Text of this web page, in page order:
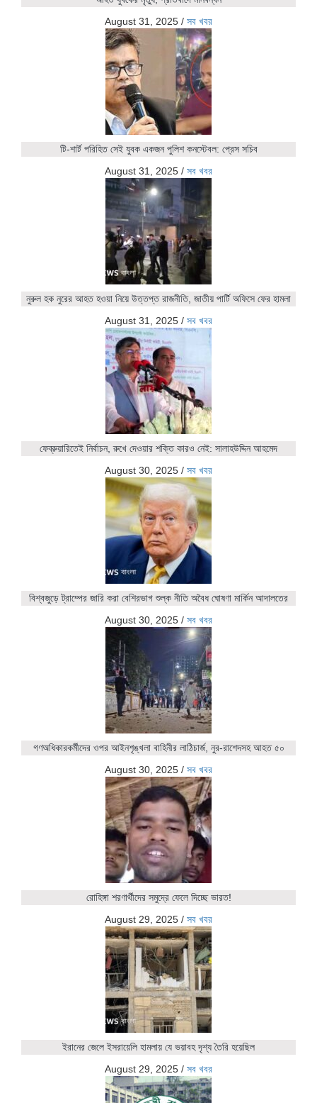
August 31, 2025 / সব খবর
টি-শার্ট পরিহিত সেই যুবক একজন পুলিশ কনস্টেবল: প্রেস সচিব
August 31, 2025 / সব খবর
নুরুল হক নুরের আহত হওয়া নিয়ে উত্তপ্ত রাজনীতি, জাতীয় পার্টি অফিসে ফের হামলা
August 31, 2025 / সব খবর
ফেব্রুয়ারিতেই নির্বাচন, রুখে দেওয়ার শক্তি কারও নেই: সালাহউদ্দিন আহমেদ
August 30, 2025 / সব খবর
বিশ্বজুড়ে ট্রাম্পের জারি করা বেশিরভাগ শুল্ক নীতি অবৈধ ঘোষণা মার্কিন আদালতের
August 30, 2025 / সব খবর
গণঅধিকারকর্মীদের ওপর আইনশৃঙ্খলা বাহিনীর লাঠিচার্জ, নুর-রাশেদসহ আহত ৫০
August 30, 2025 / সব খবর
রোহিঙ্গা শরণার্থীদের সমুদ্রে ফেলে দিচ্ছে ভারত!
August 29, 2025 / সব খবর
ইরানের জেলে ইসরায়েলি হামলায় যে ভয়াবহ দৃশ্য তৈরি হয়েছিল
August 29, 2025 / সব খবর